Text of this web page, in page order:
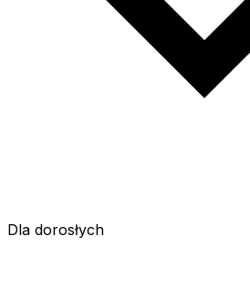
Dla dorosłych